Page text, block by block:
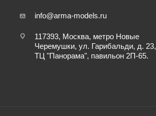
info@arma-models.ru
117393, Москва, метро Новые
Черемушки, ул. Гарибальди, д. 23,
ТЦ "Панорама", павильон 2П-65.